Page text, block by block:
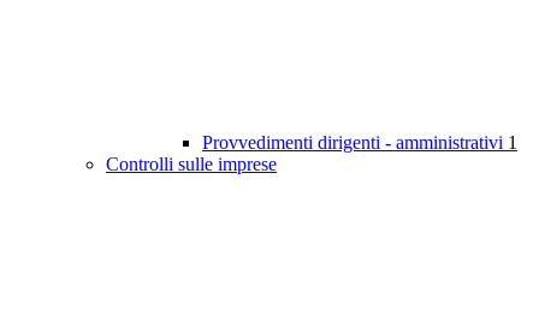
Provvedimenti dirigenti - amministrativi 1
Controlli sulle imprese